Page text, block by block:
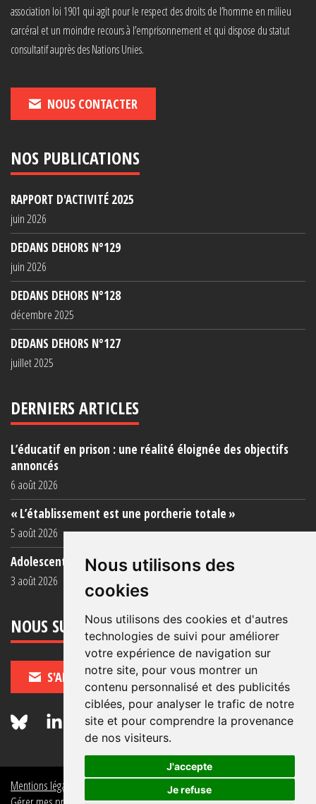
Nous utilisons des
cookies
Nous utilisons des cookies et d'autres
technologies de suivi pour améliorer
votre expérience de navigation sur
notre site, pour vous montrer un
contenu personnalisé et des publicités
ciblées, pour analyser le trafic de notre
site et pour comprendre la provenance
de nos visiteurs.
J'accepte
Je refuse
association loi 1901 qui agit pour le respect des droits de l’homme en milieu
carcéral et un moindre recours à l’emprisonnement et qui dispose du statut
consultatif auprès des Nations Unies.
NOUS CONTACTER
NOS PUBLICATIONS
RAPPORT D'ACTIVITÉ 2025
juin 2026
DEDANS DEHORS N°129
juin 2026
DEDANS DEHORS N°128
décembre 2025
DEDANS DEHORS N°127
juillet 2025
DERNIERS ARTICLES
L’éducatif en prison : une réalité éloignée des objectifs
annoncés
6 août 2026
« L’établissement est une porcherie totale »
5 août 2026
Adolescent·es incarcéré·es : une faillite collective
3 août 2026
NOUS SUIVRE
S'ABONNER
Mentions légales
Politique de données personnelles